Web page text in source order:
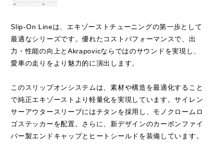
Slip-On Lineは、エキゾーストチューニングの第一歩として
最適なシリーズです。優れたコストパフォーマンスで、出
力・性能の向上とAkrapovicならではのサウンドを実現し、
愛車の走りをより魅力的に演出します。
このスリップオンシステムは、素材や構造を最適化すること
で純正エキゾーストより軽量化を実現しています。サイレン
サーアウタースリーブにはチタンを採用し、モノクロームロ
ゴステッカーを配置。さらに、新デザインのカーボンファイ
バー製エンドキャップとヒートシールドを装備しています。